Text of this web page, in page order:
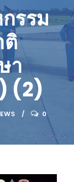
รรม
ติ
า
(2)
0